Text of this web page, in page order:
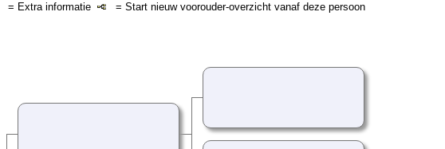
= Extra informatie = Start nieuw voorouder-overzicht vanaf deze persoon